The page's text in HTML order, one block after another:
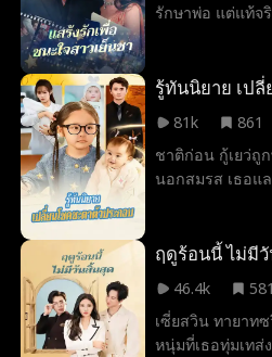
รักษาพ่อ แต่แท้จ
แฟนกันจนเกิดรัก
จากครอบครัวจน
ถังแต่งงาน ครอ
รู้ทันนิยาย เป
81k
861
ชาติก่อน กู้เยว่ถู
นอกสมรส เธอแ
เป็นแค่ทางผ่าน ด้
ทารก ใช้สติปัญญ
ตระกูล และซ้อน
ยืมมือปู่กำจัดสอ
ฤดูร้อนนี้ ไม่มี
46.4k
581
เซี่ยสวิน ทายาท
หนุ่มที่เธอทุ่มเทส่